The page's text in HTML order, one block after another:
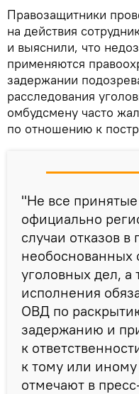
Правозащитники
на действия
и выяснили, что
применяются
задержании
расследования
омбудсмену часто
по отношению к
"Не все
официально
случаи отказов
необоснованных
уголовных дел,
исполнения
ОВД по
задержанию и
к
к тому или
отмечают в